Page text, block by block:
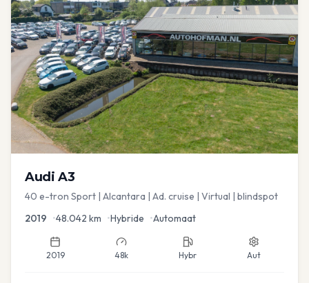
Audi A3
40 e-tron Sport | Alcantara | Ad. cruise | Virtual | blindspot
2019 •48.042 km •Hybride •Automaat
2019 48k Hybr Aut